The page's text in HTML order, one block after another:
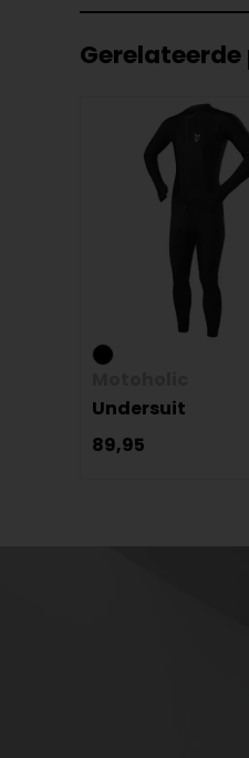
Undersuit
89,95